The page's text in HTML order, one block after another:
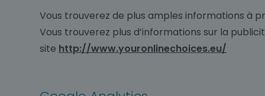
Vous trouverez de plus amples informations à
Vous trouverez plus d’informations sur la
site http://www.youronlinechoices.eu/